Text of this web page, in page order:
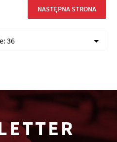
STRONA
NASTĘPNA STRONA
36